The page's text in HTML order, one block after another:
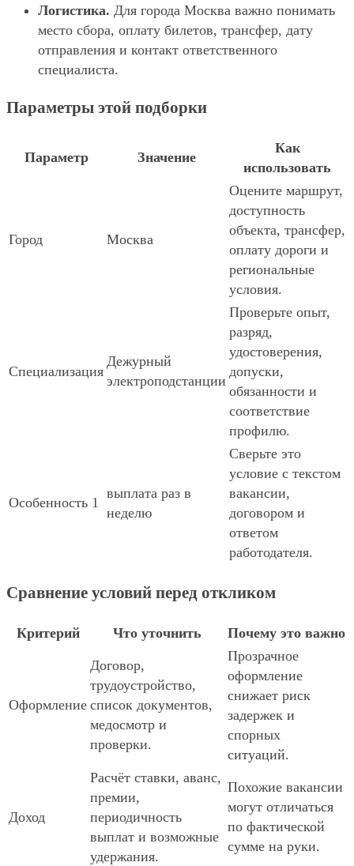
Логистика. Для города Москва важно понимать
место сбора, оплату билетов, трансфер, дату
отправления и контакт ответственного
специалиста.
Параметры этой подборки
Параметр Значение
Как
использовать
Город Москва
Оцените маршрут,
доступность
объекта, трансфер,
оплату дороги и
региональные
условия.
Специализация
Дежурный
электроподстанции
Проверьте опыт,
разряд,
удостоверения,
допуски,
обязанности и
соответствие
профилю.
Особенность 1
выплата раз в
неделю
Сверьте это
условие с текстом
вакансии,
договором и
ответом
работодателя.
Сравнение условий перед откликом
Критерий Что уточнить Почему это важно
Оформление
Договор,
трудоустройство,
список документов,
медосмотр и
проверки.
Прозрачное
оформление
снижает риск
задержек и
спорных
ситуаций.
Доход
Расчёт ставки, аванс,
премии,
периодичность
выплат и возможные
удержания.
Похожие вакансии
могут отличаться
по фактической
сумме на руки.